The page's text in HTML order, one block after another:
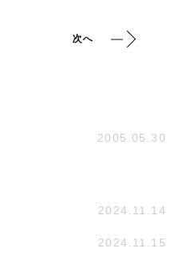
次へ
2005.05.30
2024.11.14
2024.11.15